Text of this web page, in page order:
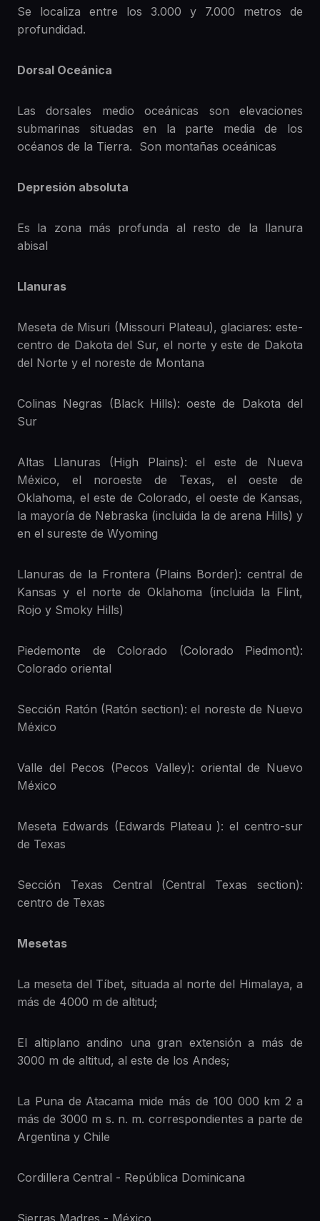
Se localiza entre los 3.000 y 7.000 metros de
profundidad.
Dorsal Oceánica
Las dorsales medio oceánicas son elevaciones
submarinas situadas en la parte media de los
océanos de la Tierra. Son montañas oceánicas
Depresión absoluta
Es la zona más profunda al resto de la llanura
abisal
Llanuras
Meseta de Misuri (Missouri Plateau), glaciares: este-
centro de Dakota del Sur, el norte y este de Dakota
del Norte y el noreste de Montana
Colinas Negras (Black Hills): oeste de Dakota del
Sur
Altas Llanuras (High Plains): el este de Nueva
México, el noroeste de Texas, el oeste de
Oklahoma, el este de Colorado, el oeste de Kansas,
la mayoría de Nebraska (incluida la de arena Hills) y
en el sureste de Wyoming
Llanuras de la Frontera (Plains Border): central de
Kansas y el norte de Oklahoma (incluida la Flint,
Rojo y Smoky Hills)
Piedemonte de Colorado (Colorado Piedmont):
Colorado oriental
Sección Ratón (Ratón section): el noreste de Nuevo
México
Valle del Pecos (Pecos Valley): oriental de Nuevo
México
Meseta Edwards (Edwards Plateau ): el centro-sur
de Texas
Sección Texas Central (Central Texas section):
centro de Texas
Mesetas
La meseta del Tíbet, situada al norte del Himalaya, a
más de 4000 m de altitud;
El altiplano andino una gran extensión a más de
3000 m de altitud, al este de los Andes;
La Puna de Atacama mide más de 100 000 km 2 a
más de 3000 m s. n. m. correspondientes a parte de
Argentina y Chile
Cordillera Central - República Dominicana
Sierras Madres - México